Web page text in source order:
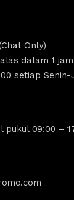
Only)
dalam 1
setiap Senin-
pukul 09:00 –